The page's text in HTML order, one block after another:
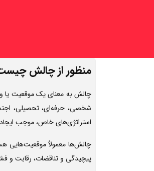
منظور از چالش
چالش به معنای یک موقعیت یا
شخصی، حرفه‌ای، تحصیلی،
استراتژی‌های خاص، موجب
چالش‌ها معمولاً موقعیت‌هایی
پیچیدگی و تناقضات، رقابت و